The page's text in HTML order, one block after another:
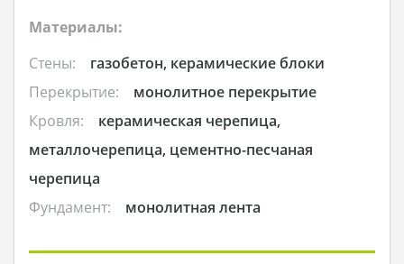
Материалы:
Стены:
газобетон, керамические блоки
Перекрытие:
монолитное перекрытие
Кровля:
керамическая черепица,
металлочерепица, цементно-песчаная
черепица
Фундамент:
монолитная лента